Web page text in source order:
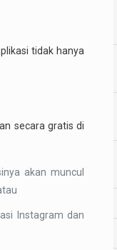
tidak hanya
secara gratis di
akan muncul
Instagram dan